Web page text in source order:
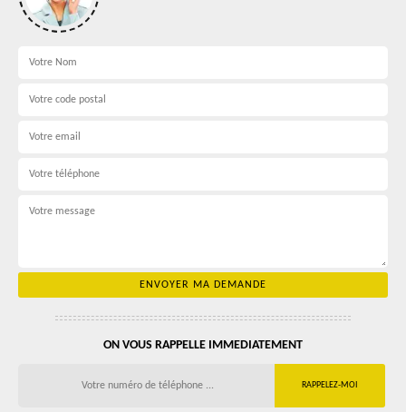
ON VOUS RAPPELLE IMMEDIATEMENT